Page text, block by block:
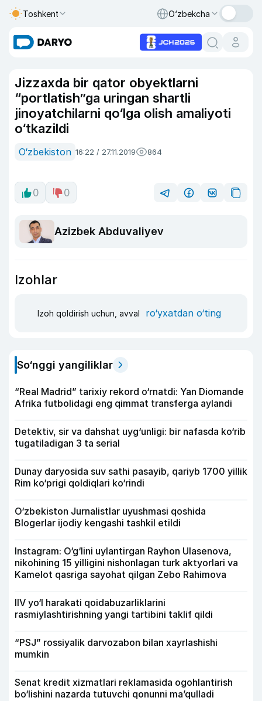
Toshkent O‘zbekcha
Jizzaxda bir qator obyektlarni
“portlatish”ga uringan shartli
jinoyatchilarni qo‘lga olish amaliyoti
o‘tkazildi
O‘zbekiston 16:22 / 27.11.2019 864
0 0
Azizbek Abduvaliyev
Izohlar
Izoh qoldirish uchun, avval ro‘yxatdan o‘ting
So‘nggi yangiliklar
“Real Madrid” tarixiy rekord o‘rnatdi: Yan Diomande
Afrika futbolidagi eng qimmat transferga aylandi
Detektiv, sir va dahshat uyg‘unligi: bir nafasda ko‘rib
tugatiladigan 3 ta serial
Dunay daryosida suv sathi pasayib, qariyb 1700 yillik
Rim ko‘prigi qoldiqlari ko‘rindi
O‘zbekiston Jurnalistlar uyushmasi qoshida
Blogerlar ijodiy kengashi tashkil etildi
Instagram: O‘g‘lini uylantirgan Rayhon Ulasenova,
nikohining 15 yilligini nishonlagan turk aktyorlari va
Kamelot qasriga sayohat qilgan Zebo Rahimova
IIV yo‘l harakati qoidabuzarliklarini
rasmiylashtirishning yangi tartibini taklif qildi
“PSJ” rossiyalik darvozabon bilan xayrlashishi
mumkin
Senat kredit xizmatlari reklamasida ogohlantirish
bo‘lishini nazarda tutuvchi qonunni ma’qulladi